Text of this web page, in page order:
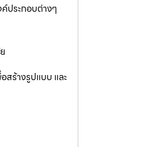
ประกอบต่างๆ
สร้างรูปแบบ และ